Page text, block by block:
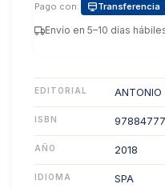
Pago con: Transferencia
Envío en 5–10 días
EDITORIAL ANTONIO
ISBN
AÑO 2018
IDIOMA SPA